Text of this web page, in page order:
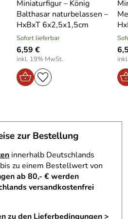
ausgearbeitete Details bringen
– Originale Holzkunst aus
in Familienbetrieb – Qualität
ihrer liebevoll gestalteten,
Stimmung in Ihr Heim.
wunderbar
einen Ehrenplatz am
Die aufwendige Handarbeit
Unikat. Denn hinter jedem
und die Hingabe erfahrener
Miniaturfigur – König
Balthasar naturbelassen –
HxBxT 6x2,5x1,5cm
Sofort lieferbar
6,59 €
inkl. 19% MwSt.
zur Bestellung
innerhalb Deutschlands
zu einem Bestellwert von
ab 80,- € werden
versandkostenfrei
zu den Lieferbedingungen >